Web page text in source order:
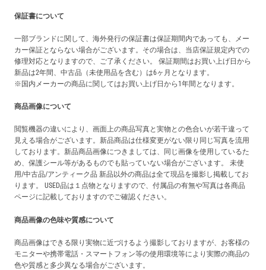
保証書について
一部ブランドに関して、海外発行の保証書は保証期間内であっても、メー
カー保証とならない場合がございます。その場合は、当店保証規定内での
修理対応となりますので、ご了承ください。 保証期間はお買い上げ日から
新品は2年間、中古品（未使用品を含む）は6ヶ月となります。
※国内メーカーの商品に関してはお買い上げ日から1年間となります。
商品画像について
閲覧機器の違いにより、画面上の商品写真と実物との色合いが若干違って
見える場合がございます。新品商品は仕様変更がない限り同じ写真を流用
しております。新品商品画像につきましては、同じ画像を使用しているた
め、保護シール等があるものでも貼っていない場合がございます。 未使
用/中古品/アンティーク品 新品以外の商品は全て現品を撮影し掲載してお
ります。 USED品は１点物となりますので、付属品の有無や写真は各商品
ページに記載しておりますのでご確認ください。
商品画像の色味や質感について
商品画像はできる限り実物に近づけるよう撮影しておりますが、お客様の
モニターや携帯電話・スマートフォン等の使用環境等により実際の商品の
色や質感と多少異なる場合がございます。